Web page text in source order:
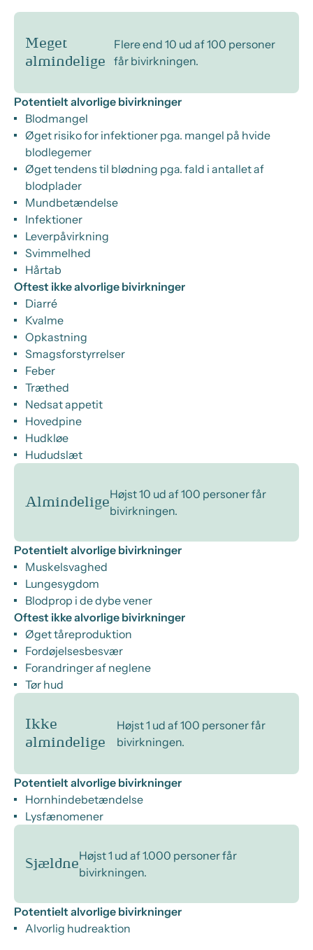
Meget
almindelige
Flere end 10 ud af 100 personer
får bivirkningen.
Potentielt alvorlige bivirkninger
Blodmangel
Øget risiko for infektioner pga. mangel på hvide
blodlegemer
Øget tendens til blødning pga. fald i antallet af
blodplader
Mundbetændelse
Infektioner
Leverpåvirkning
Svimmelhed
Hårtab
Oftest ikke alvorlige bivirkninger
Diarré
Kvalme
Opkastning
Smagsforstyrrelser
Feber
Træthed
Nedsat appetit
Hovedpine
Hudkløe
Hududslæt
Almindelige
Højst 10 ud af 100 personer får
bivirkningen.
Potentielt alvorlige bivirkninger
Muskelsvaghed
Lungesygdom
Blodprop i de dybe vener
Oftest ikke alvorlige bivirkninger
Øget tåreproduktion
Fordøjelsesbesvær
Forandringer af neglene
Tør hud
Ikke
almindelige
Højst 1 ud af 100 personer får
bivirkningen.
Potentielt alvorlige bivirkninger
Hornhindebetændelse
Lysfænomener
Sjældne
Højst 1 ud af 1.000 personer får
bivirkningen.
Potentielt alvorlige bivirkninger
Alvorlig hudreaktion